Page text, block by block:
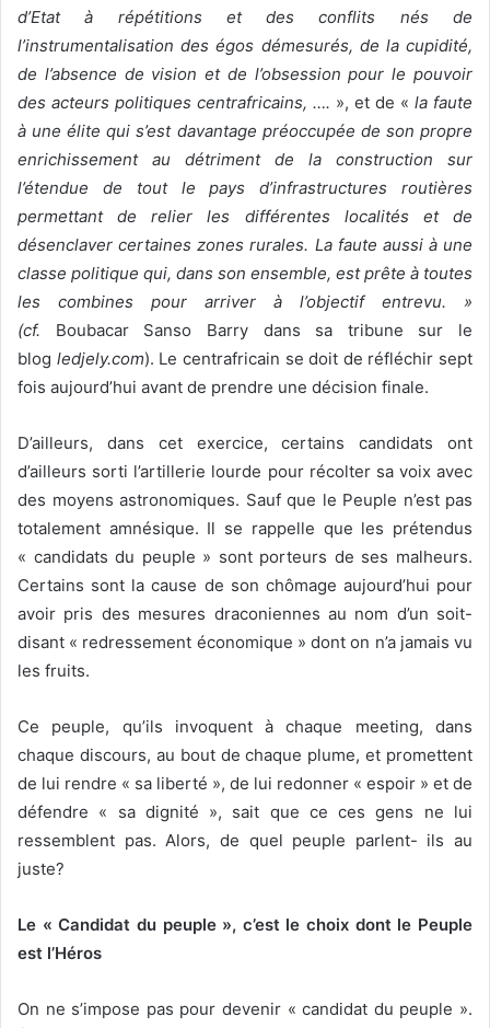
d’Etat à répétitions et des conflits nés de
l’instrumentalisation des égos démesurés, de la cupidité,
de l’absence de vision et de l’obsession pour le pouvoir
des acteurs politiques centrafricains, …. », et de « la faute
à une élite qui s’est davantage préoccupée de son propre
enrichissement au détriment de la construction sur
l’étendue de tout le pays d’infrastructures routières
permettant de relier les différentes localités et de
désenclaver certaines zones rurales. La faute aussi à une
classe politique qui, dans son ensemble, est prête à toutes
les combines pour arriver à l’objectif entrevu.
»
(cf. Boubacar Sanso Barry dans sa tribune sur le
blog ledjely.com). Le centrafricain se doit de réfléchir sept
fois aujourd’hui avant de prendre une décision finale.
D’ailleurs, dans cet exercice, certains candidats ont
d’ailleurs sorti l’artillerie lourde pour récolter sa voix avec
des moyens astronomiques. Sauf que le Peuple n’est pas
totalement amnésique. Il se rappelle que les prétendus
« candidats du peuple » sont porteurs de ses malheurs.
Certains sont la cause de son chômage aujourd’hui pour
avoir pris des mesures draconiennes au nom d’un soit-
disant « redressement économique » dont on n’a jamais vu
les fruits.
Ce peuple, qu’ils invoquent à chaque meeting, dans
chaque discours, au bout de chaque plume, et promettent
de lui rendre « sa liberté », de lui redonner « espoir » et de
défendre « sa dignité », sait que ce ces gens ne lui
ressemblent pas. Alors, de quel peuple parlent- ils au
juste?
Le « Candidat du peuple », c’est le choix dont le Peuple
est l’Héros
On ne s’impose pas pour devenir « candidat du peuple ».